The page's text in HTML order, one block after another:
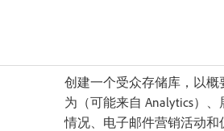
创建一个受众存储库，以
为（可能来自 Analytics）
情况、电子邮件营销活动和